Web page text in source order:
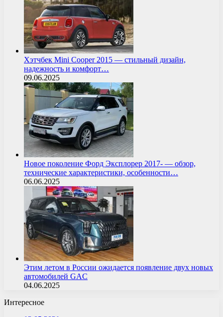
Хэтчбек Mini Cooper 2015 — стильный дизайн,
надежность и комфорт…
09.06.2025
Новое поколение Форд Эксплорер 2017- — обзор,
технические характеристики, особенности…
06.06.2025
Этим летом в России ожидается появление двух новых
автомобилей GAC
04.06.2025
Интересное